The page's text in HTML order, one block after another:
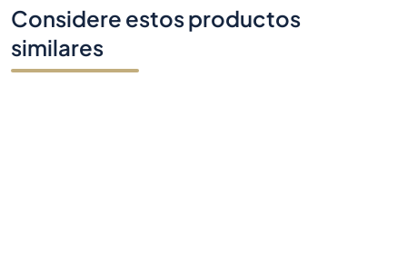
Considere estos productos
similares